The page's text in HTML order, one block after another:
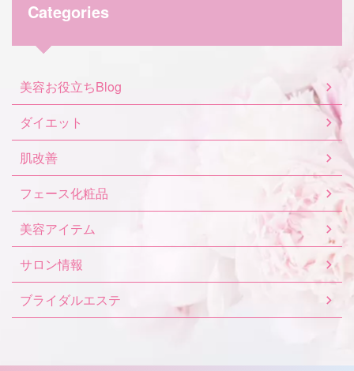
Categories
美容お役立ちBlog
ダイエット
肌改善
フェース化粧品
美容アイテム
サロン情報
ブライダルエステ